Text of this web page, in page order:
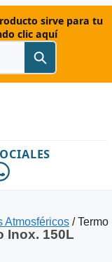
sirve para tu
clic aquí
Atmosféricos / Termo
Inox. 150L